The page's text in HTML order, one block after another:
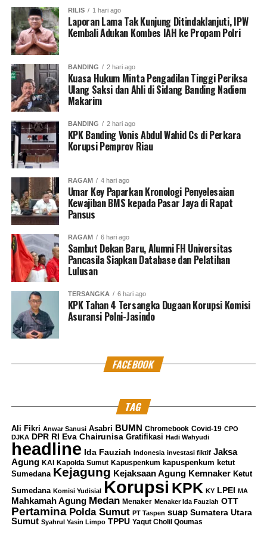
membantu memenangkan perusahaan tertentu dalam
proyek outsourcing tersebut. ***(Red)
RILIS 1 hari ago
Laporan Lama Tak Kunjung Ditindaklanjuti, IPW
Kembali Adukan Kombes IAH ke Propam Polri
BANDING 2 hari ago
Kuasa Hukum Minta Pengadilan Tinggi Periksa
Ulang Saksi dan Ahli di Sidang Banding Nadiem
Makarim
BANDING 2 hari ago
KPK Banding Vonis Abdul Wahid Cs di Perkara
Korupsi Pemprov Riau
RAGAM 4 hari ago
Umar Key Paparkan Kronologi Penyelesaian
Kewajiban BMS kepada Pasar Jaya di Rapat
Pansus
RAGAM 6 hari ago
Sambut Dekan Baru, Alumni FH Universitas
Pancasila Siapkan Database dan Pelatihan
Lulusan
TERSANGKA 6 hari ago
KPK Tahan 4 Tersangka Dugaan Korupsi Komisi
Asuransi Pelni-Jasindo
FACEBOOK
TAG
Ali Fikri Anwar Sanusi Asabri BUMN Chromebook Covid-19 CPO
DJKA DPR RI Eva Chairunisa Gratifikasi Hadi Wahyudi
headline Ida Fauziah Indonesia investasi fiktif Jaksa
Agung KAI Kapolda Sumut Kapuspenkum kapuspenkum ketut
Sumedana Kejagung Kejaksaan Agung Kemnaker Ketut
Sumedana Komisi Yudisial Korupsi KPK KY LPEI MA
Mahkamah Agung Medan Menaker Menaker Ida Fauziah OTT
Pertamina Polda Sumut PT Taspen suap Sumatera Utara
Sumut Syahrul Yasin Limpo TPPU Yaqut Cholil Qoumas